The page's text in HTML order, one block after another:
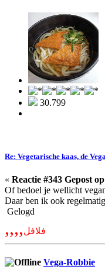
30.799
Re: Vegetarische kaas, de
« Reactie #343 Gepost
Of bedoel je wellicht
Daar ben ik ook
Gelogd
,,,,فلافل
Vega-Robbie